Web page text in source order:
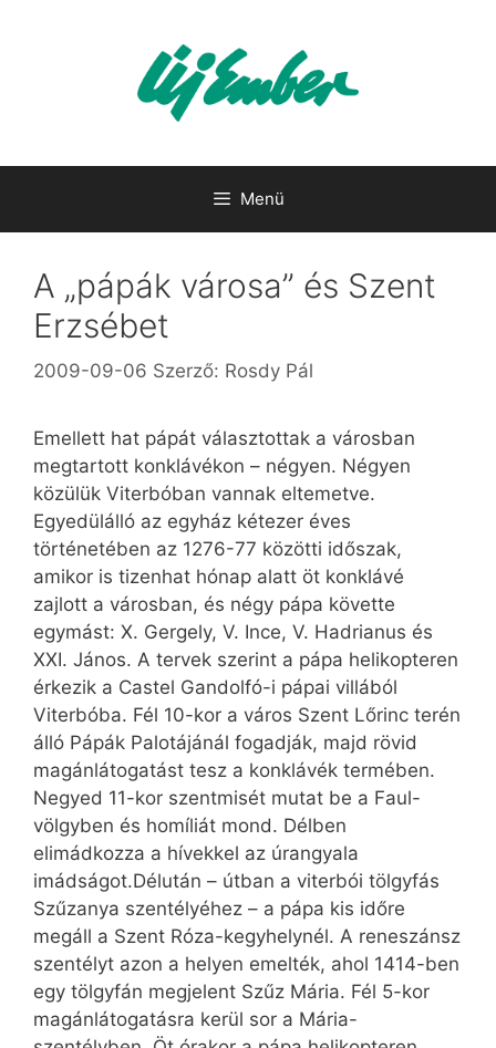
Menü
A „pápák városa” és Szent
Erzsébet
2009-09-06 Szerző: Rosdy Pál
Emellett hat pápát választottak a városban
megtartott konklávékon – négyen. Négyen
közülük Viterbóban vannak eltemetve.
Egyedülálló az egyház kétezer éves
történetében az 1276-77 közötti időszak,
amikor is tizenhat hónap alatt öt konklávé
zajlott a városban, és négy pápa követte
egymást: X. Gergely, V. Ince, V. Hadrianus és
XXI. János. A tervek szerint a pápa helikopteren
érkezik a Castel Gandolfó-i pápai villából
Viterbóba. Fél 10-kor a város Szent Lőrinc terén
álló Pápák Palotájánál fogadják, majd rövid
magánlátogatást tesz a konklávék termében.
Negyed 11-kor szentmisét mutat be a Faul-
völgyben és homíliát mond. Délben
elimádkozza a hívekkel az úrangyala
imádságot.Délután – útban a viterbói tölgyfás
Szűzanya szentélyéhez – a pápa kis időre
megáll a Szent Róza-kegyhelynél. A reneszánsz
szentélyt azon a helyen emelték, ahol 1414-ben
egy tölgyfán megjelent Szűz Mária. Fél 5-kor
magánlátogatásra kerül sor a Mária-